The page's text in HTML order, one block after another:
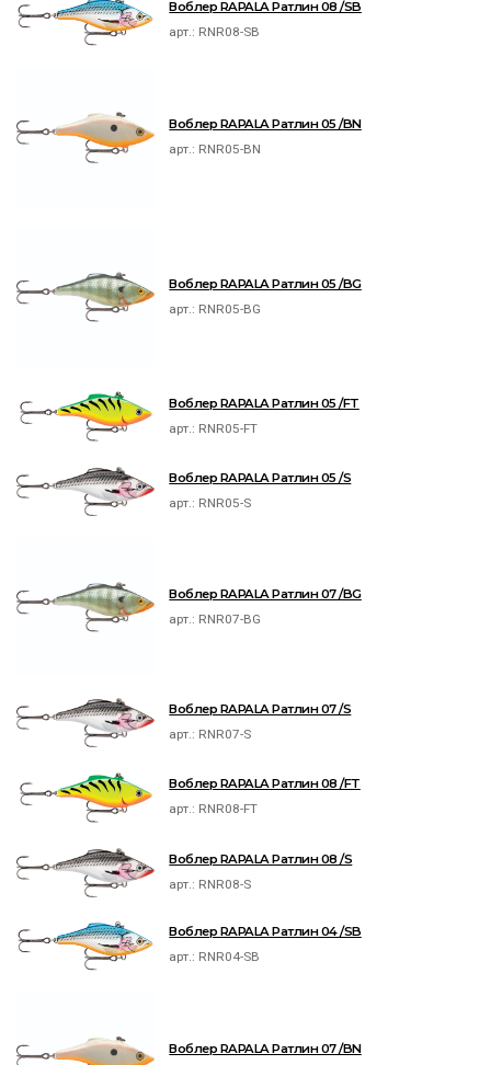
Воблер RAPALA Ратлин 08 /SB
арт.: RNR08-SB
Воблер RAPALA Ратлин 05 /BN
арт.: RNR05-BN
Воблер RAPALA Ратлин 05 /BG
арт.: RNR05-BG
Воблер RAPALA Ратлин 05 /FT
арт.: RNR05-FT
Воблер RAPALA Ратлин 05 /S
арт.: RNR05-S
Воблер RAPALA Ратлин 07 /BG
арт.: RNR07-BG
Воблер RAPALA Ратлин 07 /S
арт.: RNR07-S
Воблер RAPALA Ратлин 08 /FT
арт.: RNR08-FT
Воблер RAPALA Ратлин 08 /S
арт.: RNR08-S
Воблер RAPALA Ратлин 04 /SB
арт.: RNR04-SB
Воблер RAPALA Ратлин 07 /BN